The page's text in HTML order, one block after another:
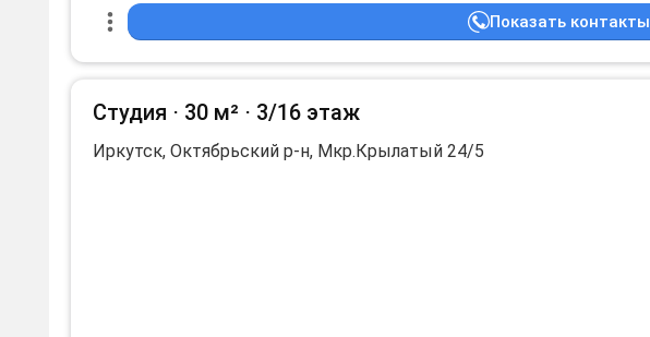
Рядом:
- Аэропорт
- Клиника "Линия Жизни" Ул.Ширямова 2
- Школа Леонова- Пискунова 160
- Сибэкспоцентр
Показать контакты
Студия ⋅ 30 м² ⋅ 3/16 этаж
Иркутск, Октябрьский р-н, Мкр.Крылатый 24/5